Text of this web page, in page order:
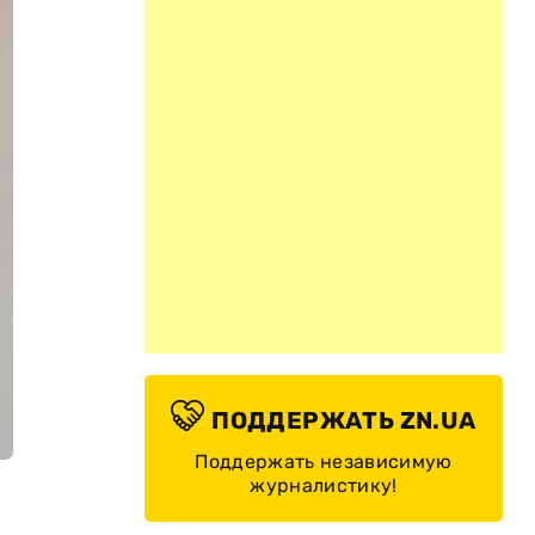
ПОДДЕРЖАТЬ ZN.UA
Поддержать независимую
журналистику!